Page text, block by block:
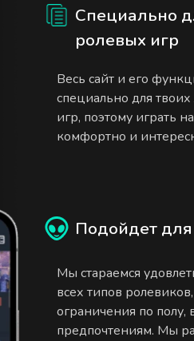
Специально
ролевых игр
Весь сайт и его
специально для
игр, поэтому играть
комфортно и
Подойдет для
Мы стараемся
всех типов
ограничения по полу,
предпочтениям. Мы